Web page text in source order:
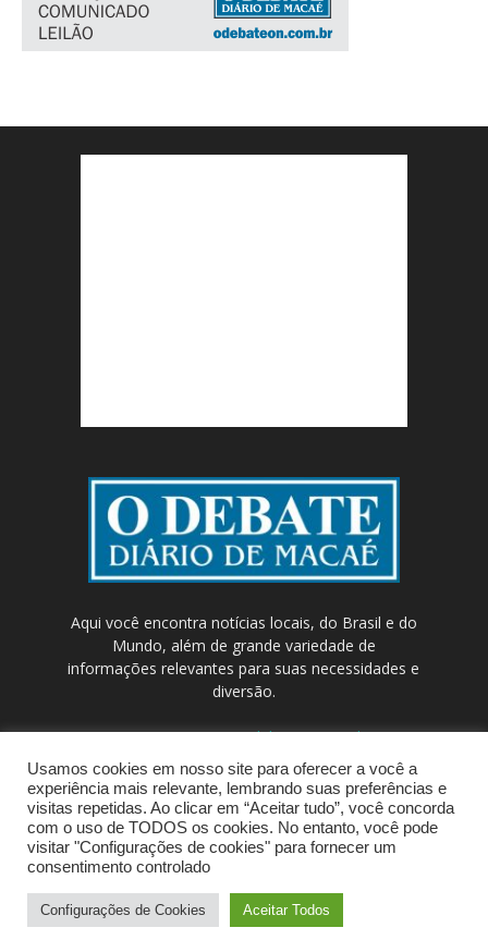
Aqui você encontra notícias locais, do Brasil e do
Mundo, além de grande variedade de
informações relevantes para suas necessidades e
diversão.
Contato:contato@odebateon.com.br /
comercia@odebateon.com.br
© Portal de Notícias ODEBATEON
Usamos cookies em nosso site para oferecer a você a
experiência mais relevante, lembrando suas preferências e
visitas repetidas. Ao clicar em “Aceitar tudo”, você concorda
com o uso de TODOS os cookies. No entanto, você pode
visitar "Configurações de cookies" para fornecer um
consentimento controlado
Configurações de Cookies Aceitar Todos